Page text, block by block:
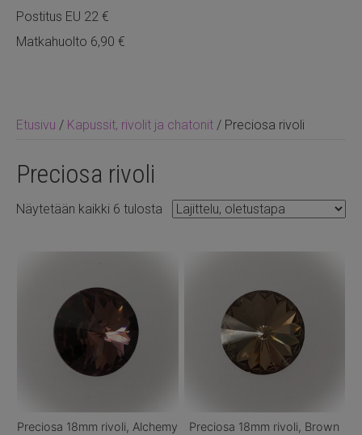
Etusivu / Kapussit, rivolit ja chatonit / Preciosa rivoli
Preciosa rivoli
Näytetään kaikki 6 tulosta
Preciosa 18mm rivoli, Alchemy
Preciosa 18mm rivoli, Brown
Postitus EU 22 €
Matkahuolto 6,90 €